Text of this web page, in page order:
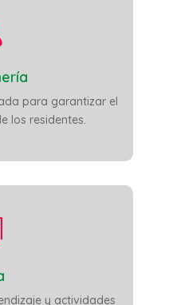
para garantizar el
los residentes.
y actividades